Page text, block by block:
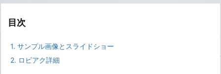
目次
1. サンプル画像とスライドショー
2. ロビアク詳細